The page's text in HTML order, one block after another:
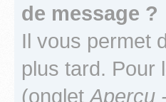
de message ?
Il vous permet
plus tard. Pour
(ongletAperçu